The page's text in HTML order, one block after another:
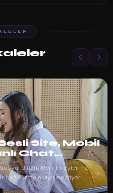
Site, Mobil
Chat...
sosyal dinamikleri, bireyleri her
bağ kurma arayışına itiyor.